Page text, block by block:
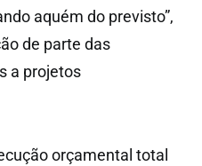
aquém do previsto”,
de parte das
a projetos
orçamental total